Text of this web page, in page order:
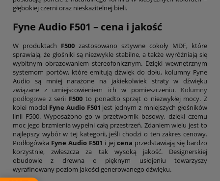
głębokiej czerni oraz nieskazitelnej bieli.
Fyne Audio F501 – cena i jakość
W produktach F500 zastosowano sztywne cokoły MDF, które
sprawiają, że głośniki są niezwykle stabilne, a także wyróżniają się
wybitnym obrazowaniem stereofonicznym. Dzięki wewnętrznym
systemom portów, które emitują dźwięk do dołu, kolumny Fyne
Audio są mniej narażone na jakiekolwiek straty w dźwięku
związane z umiejscowieniem ich w pomieszczeniu. Kolumny
podłogowe z serii F500 to ponadto sprzęt o niezwykłej mocy. Z
kolei model Fyne Audio F501 jest jednym z mniejszych głośników
linii F500. Wyposażono go w przetwornik basowy, dzięki czemu
moc jego brzmienia wypełni całą przestrzeń. Zdaniem wielu jest to
najlepszy wybór w tej kategorii, jeśli chodzi o ten zakres cenowy.
Podłogówka Fyne Audio F501 i jej cena przedstawiają się bardzo
korzystnie, zwłaszcza za tak wysoką jakość. Designerskiej
obudowie z drewna o pięknym usłojeniu towarzyszy
wyrafinowany poziom jakości generowanego dźwięku.